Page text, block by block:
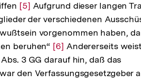
Auflösung
der
Fußnote
Zur
Auflösung
der
Fußnote
[5] Aufgrund dieser langen
der verschiedenen
vorgenommen haben,
beruhen“ Zur
Auflösung
der
[6] Andererseits
3 GG darauf hin, daß das
den Verfassungsgesetzgeber